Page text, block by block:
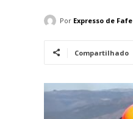
Por Expresso de Fafe
Compartilhado